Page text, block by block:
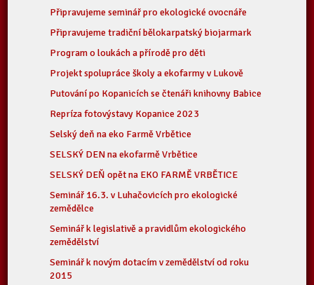
Připravujeme seminář pro ekologické ovocnáře
Připravujeme tradiční bělokarpatský biojarmark
Program o loukách a přírodě pro děti
Projekt spolupráce školy a ekofarmy v Lukově
Putování po Kopanicích se čtenáři knihovny Babice
Repríza fotovýstavy Kopanice 2023
Selský deň na eko Farmě Vrbětice
SELSKÝ DEN na ekofarmě Vrbětice
SELSKÝ DEŇ opět na EKO FARMĚ VRBĚTICE
Seminář 16.3. v Luhačovicích pro ekologické
zemědělce
Seminář k legislativě a pravidlům ekologického
zemědělství
Seminář k novým dotacím v zemědělství od roku
2015